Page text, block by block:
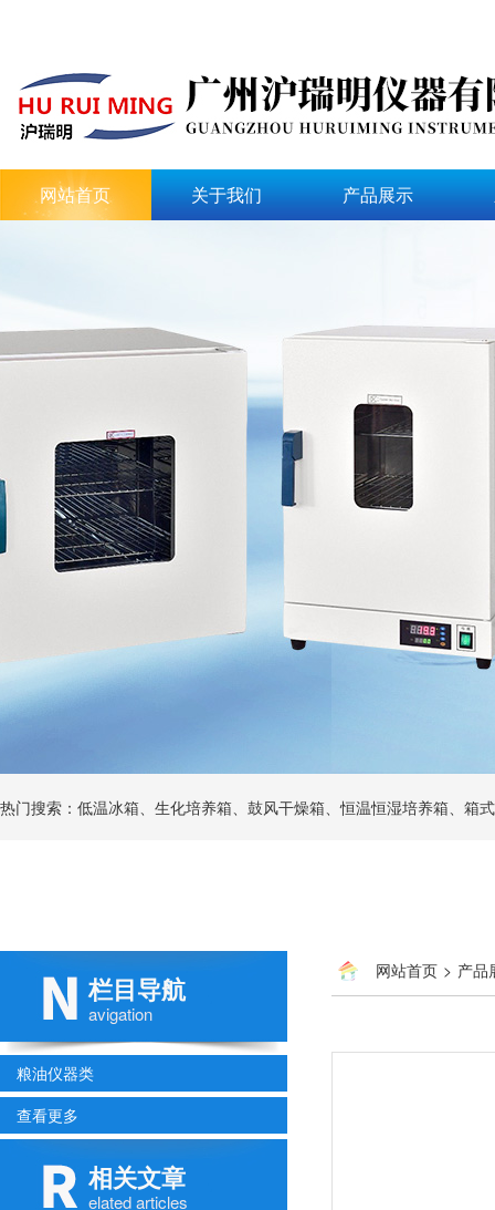
网站首页 关于我们 产品展示
热门搜索：低温冰箱、生化培养箱、鼓风干燥箱、恒温恒湿培养箱、箱
栏目导航
avigation
粮油仪器类
查看更多
相关文章
elated articles
网站首页 > 产品